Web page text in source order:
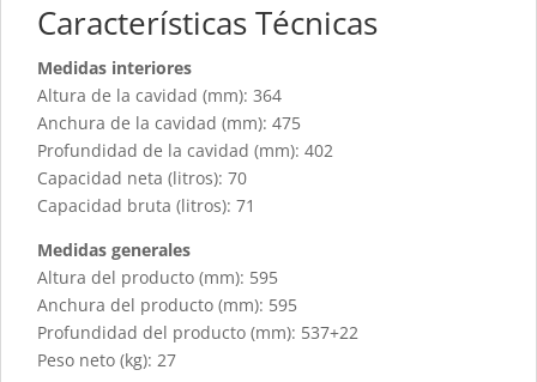
Características Técnicas
Medidas interiores
Altura de la cavidad (mm): 364
Anchura de la cavidad (mm): 475
Profundidad de la cavidad (mm): 402
Capacidad neta (litros): 70
Capacidad bruta (litros): 71
Medidas generales
Altura del producto (mm): 595
Anchura del producto (mm): 595
Profundidad del producto (mm): 537+22
Peso neto (kg): 27